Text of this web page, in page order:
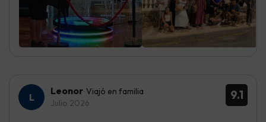
9.1
Leonor Viajó en familia
Julio 2026